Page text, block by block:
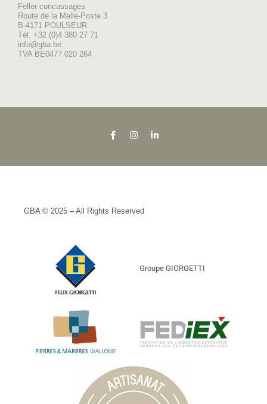
Feller concassages
Route de la Malle-Poste 3
B-4171 POULSEUR
Tél. +32 (0)4 380 27 71
info@gba.be
TVA BE0477 020 264
GBA © 2025 – All Rights Reserved
Groupe GIORGETTI